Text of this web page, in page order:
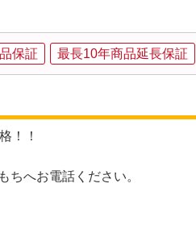
保証 最長10年商品延長保証
！！
ちへお電話ください。